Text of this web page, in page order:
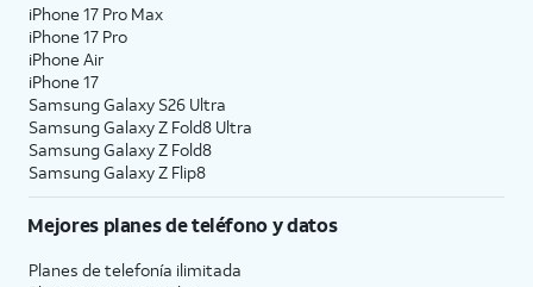
iPhone 17 Pro Max
iPhone 17 Pro
iPhone Air
iPhone 17
Samsung Galaxy S26 Ultra
Samsung Galaxy Z Fold8 Ultra
Samsung Galaxy Z Fold8
Samsung Galaxy Z Flip8
Mejores planes de teléfono y datos
Planes de telefonía ilimitada